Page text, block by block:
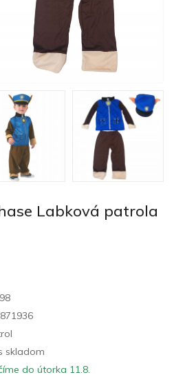
Labková patrola
skladom
do útorka 11.8.